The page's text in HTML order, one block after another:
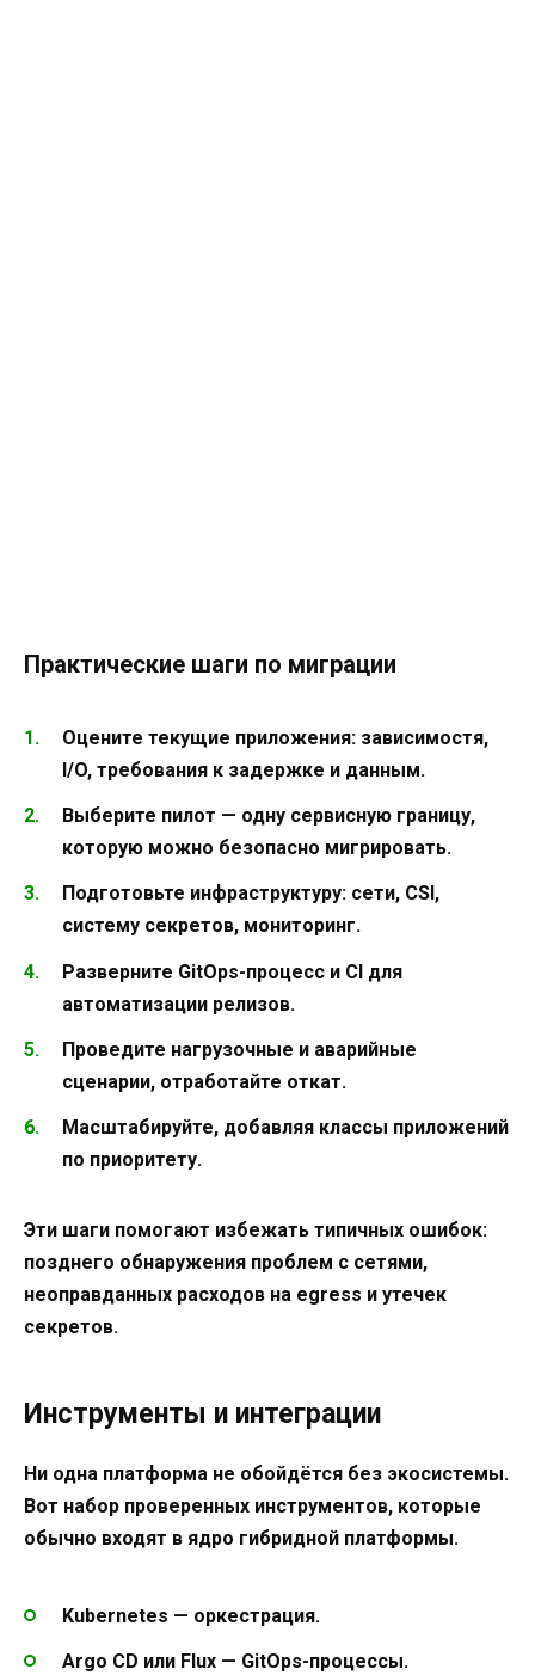
Практические шаги по миграции
Оцените текущие приложения: зависимостя,
I/O, требования к задержке и данным.
Выберите пилот — одну сервисную границу,
которую можно безопасно мигрировать.
Подготовьте инфраструктуру: сети, CSI,
систему секретов, мониторинг.
Разверните GitOps-процесс и CI для
автоматизации релизов.
Проведите нагрузочные и аварийные
сценарии, отработайте откат.
Масштабируйте, добавляя классы приложений
по приоритету.
Эти шаги помогают избежать типичных ошибок:
позднего обнаружения проблем с сетями,
неоправданных расходов на egress и утечек
секретов.
Инструменты и интеграции
Ни одна платформа не обойдётся без экосистемы.
Вот набор проверенных инструментов, которые
обычно входят в ядро гибридной платформы.
Kubernetes — оркестрация.
Argo CD или Flux — GitOps-процессы.